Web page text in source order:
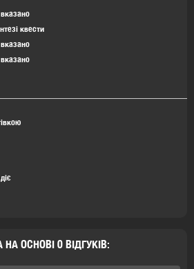
квести
НА ОСНОВІ 0 ВІДГУКІВ: